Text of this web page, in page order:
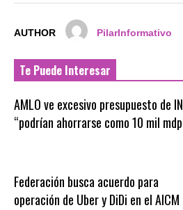
AUTHOR PilarInformativo
Te Puede Interesar
AMLO ve excesivo presupuesto de
“podrían ahorrarse como 10 mil
Federación busca acuerdo para
operación de Uber y DiDi en el AICM